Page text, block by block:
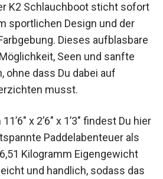
K2 Schlauchboot sticht sofort
sportlichen Design und der
Dieses aufblasbare
Seen und sanfte
ohne dass Du dabei auf
musst.
x 2’6″ x 1’3″ findest Du hier
Paddelabenteuer als
Kilogramm Eigengewicht
und handlich, sodass das